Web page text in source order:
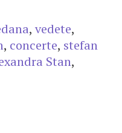
, vedete,
, concerte, stefan
Stan,